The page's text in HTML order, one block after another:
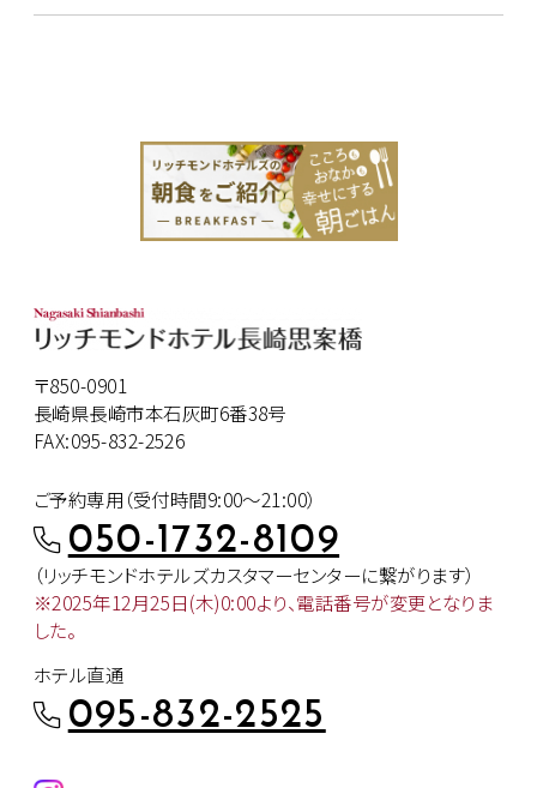
〒850-0901
長崎県長崎市本石灰町6番38号
FAX:095-832-2526
ご予約専用（受付時間9:00～21:00）
050-1732-8109
（リッチモンドホテルズカスタマーセンターに繋がります）
※2025年12月25日(木)0:00より、電話番号が変更となりま
した。
ホテル直通
095-832-2525